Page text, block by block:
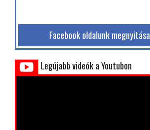
Facebook oldalunk megnyitása
Legújabb videók a Youtubon